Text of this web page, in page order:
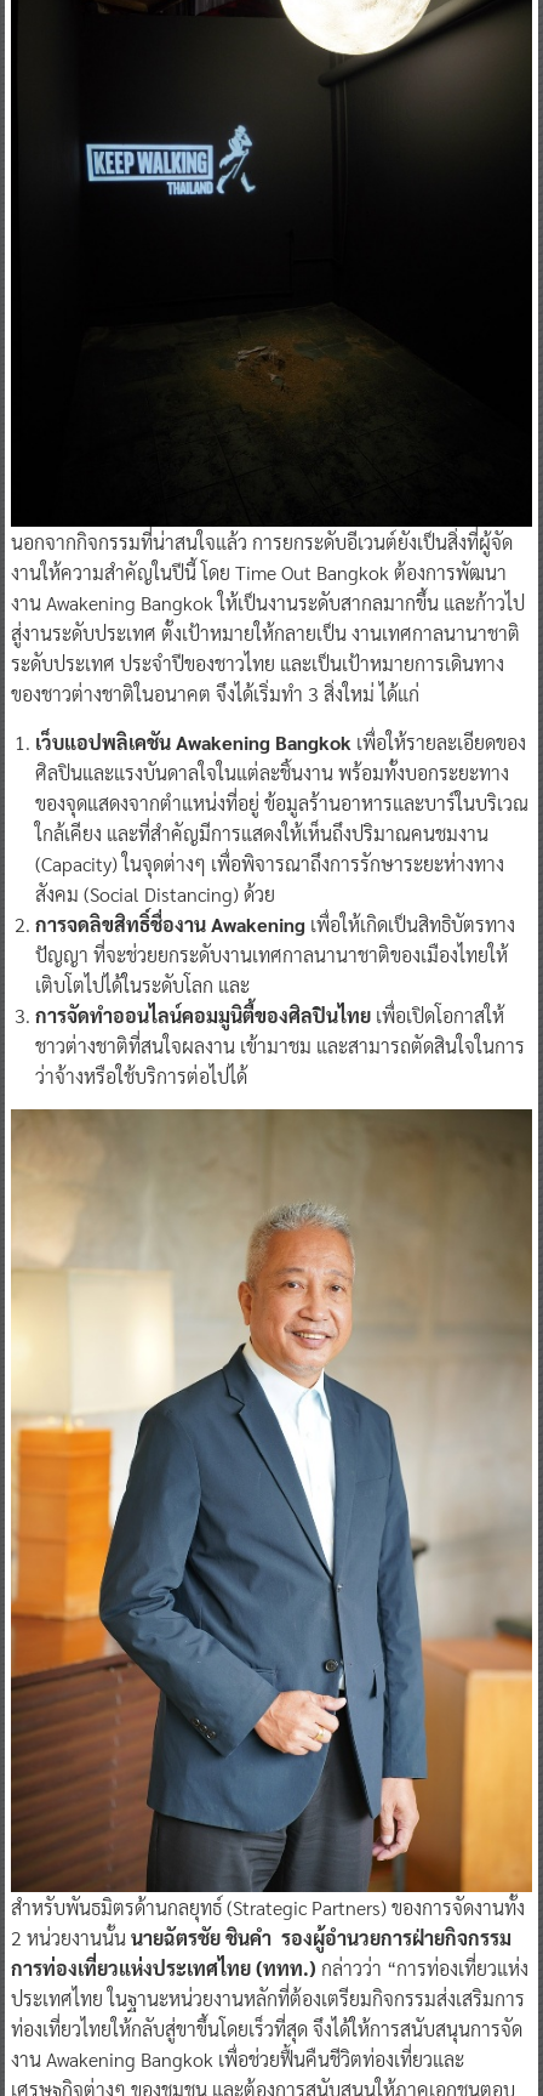
นอกจากกิจกรรมที่น่าสนใจแล้ว การยกระดับอีเวนต์ยังเป็นสิ่งที่ผู้จัด
งานให้ความสำคัญในปีนี้ โดย Time Out Bangkok ต้องการพัฒนา
งาน Awakening Bangkok ให้เป็นงานระดับสากลมากขึ้น และก้าวไป
สู่งานระดับประเทศ ตั้งเป้าหมายให้กลายเป็น งานเทศกาลนานาชาติ
ของชาวต่างชาติในอนาคต จึงได้เริ่มทำ 3 สิ่งใหม่ ได้แก่
เว็บแอปพลิเคชันAwakening Bangkokเพื่อให้รายละเอียดของ
ศิลปินและแรงบันดาลใจในแต่ละชิ้นงาน พร้อมทั้งบอกระยะทาง
ของจุดแสดงจากตำแหน่งที่อยู่ ข้อมูลร้านอาหารและบาร์ในบริเวณ
ใกล้เคียง และที่สำคัญมีการแสดงให้เห็นถึงปริมาณคนชมงาน
(Capacity) ในจุดต่างๆ เพื่อพิจารณาถึงการรักษาระยะห่างทาง
สังคม (Social Distancing) ด้วย
การจดลิขสิทธิ์ชื่องานAwakening
ปัญญา ที่จะช่วยยกระดับงานเทศกาลนานาชาติของเมืองไทยให้
เติบโตไปได้ในระดับโลก และ
การจัดทำออนไลน์คอมมูนิตี้ของศิลปินไทย
ว่าจ้างหรือใช้บริการต่อไปได้
สำหรับพันธมิตรด้านกลยุทธ์ (Strategic Partners) ของการจัดงานทั้ง
2 หน่วยงานนั้นนายฉัตรชัย ชินคำ รองผู้อำนวยการฝ่ายกิจกรรม
การท่องเที่ยวแห่งประเทศไทย (ททท.)กล่าวว่า “การท่องเที่ยวแห่ง
ประเทศไทย ในฐานะหน่วยงานหลักที่ต้องเตรียมกิจกรรมส่งเสริมการ
ท่องเที่ยวไทยให้กลับสู่ขาขึ้นโดยเร็วที่สุด จึงได้ให้การสนับสนุนการจัด